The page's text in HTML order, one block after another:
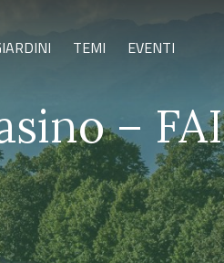
TEMI EVENTI
– FAI